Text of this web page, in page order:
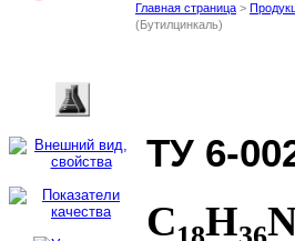
Главная страница >
(Бутилцинкаль)
ТУ 6-
C H